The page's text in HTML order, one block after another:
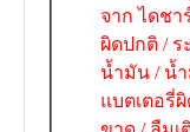
จาก ไดชา
ผิดปกติ / ร
น้ำมัน / น้ำ
แบตเตอรี่